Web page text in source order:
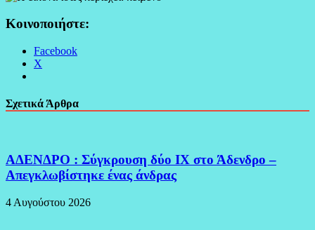
Κοινοποιήστε:
Facebook
X
Σχετικά Άρθρα
ΑΔΕΝΔΡΟ : Σύγκρουση δύο ΙΧ στο Άδενδρο –
Απεγκλωβίστηκε ένας άνδρας
4 Αυγούστου 2026